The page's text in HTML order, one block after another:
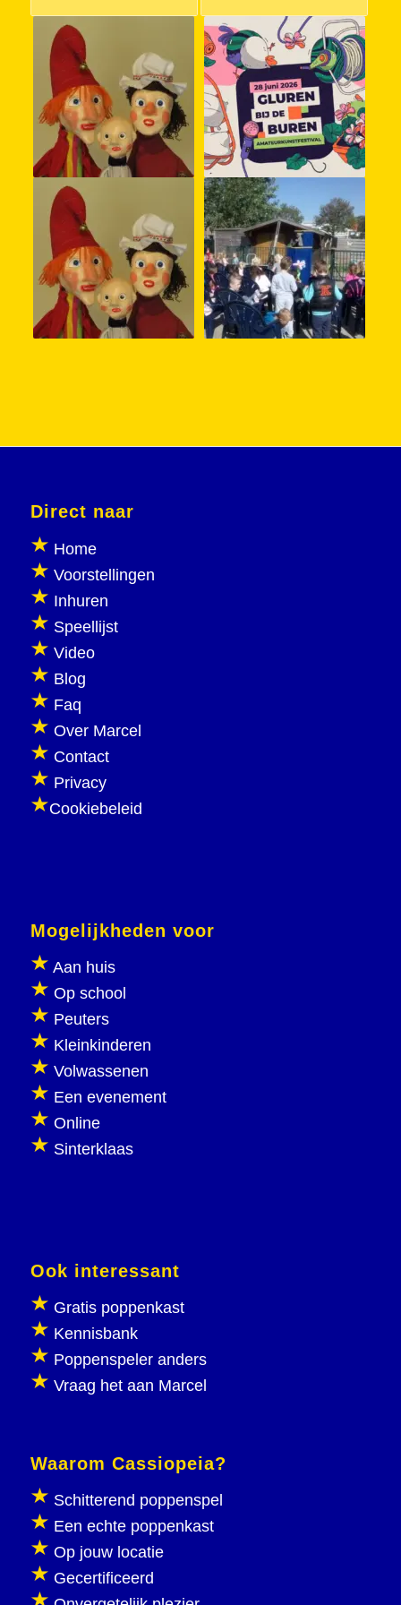
Direct naar
Home
Voorstellingen
Inhuren
Speellijst
Video
Blog
Faq
Over Marcel
Contact
Privacy
Cookiebeleid
Mogelijkheden voor
Aan huis
Op school
Peuters
Kleinkinderen
Volwassenen
Een evenement
Online
Sinterklaas
Ook interessant
Gratis poppenkast
Kennisbank
Poppenspeler anders
Vraag het aan Marcel
Waarom Cassiopeia?
Schitterend poppenspel
Een echte poppenkast
Op jouw locatie
Gecertificeerd